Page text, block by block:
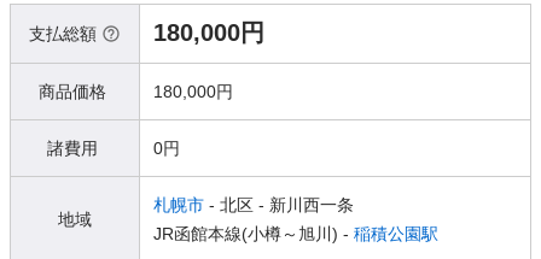
支払総額 180,000円
商品価格 180,000円
諸費用 0円
地域
札幌市 - 北区 - 新川西一条
JR函館本線(小樽～旭川) - 稲積公園駅